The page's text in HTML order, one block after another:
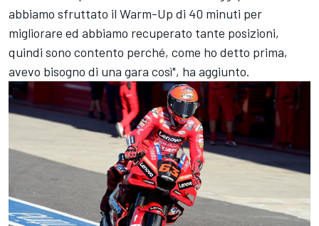
abbiamo sfruttato il Warm-Up di 40 minuti per
migliorare ed abbiamo recuperato tante posizioni,
quindi sono contento perché, come ho detto prima,
avevo bisogno di una gara così", ha aggiunto.